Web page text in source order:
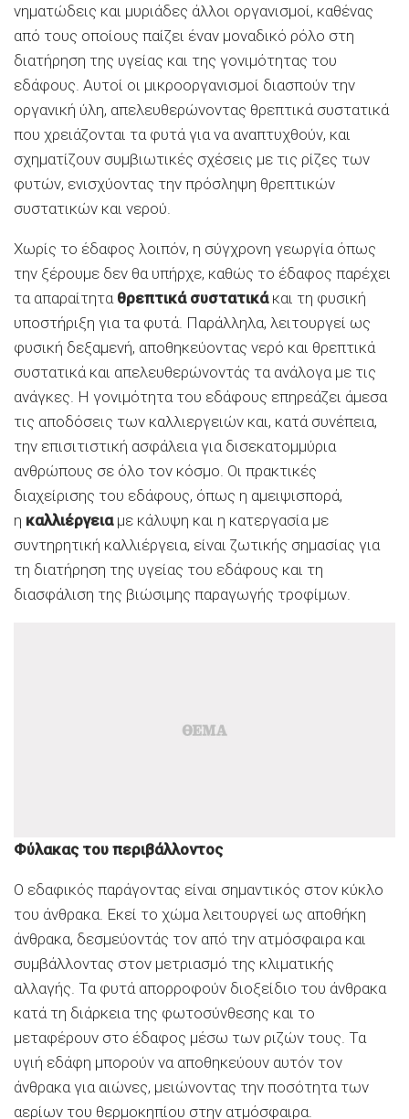
νηματώδεις και μυριάδες άλλοι οργανισμοί, καθένας
από τους οποίους παίζει έναν μοναδικό ρόλο στη
διατήρηση της υγείας και της γονιμότητας του
εδάφους. Αυτοί οι μικροοργανισμοί διασπούν την
οργανική ύλη, απελευθερώνοντας θρεπτικά συστατικά
που χρειάζονται τα φυτά για να αναπτυχθούν, και
σχηματίζουν συμβιωτικές σχέσεις με τις ρίζες των
φυτών, ενισχύοντας την πρόσληψη θρεπτικών
συστατικών και νερού.
Χωρίς το έδαφος λοιπόν, η σύγχρονη γεωργία όπως
την ξέρουμε δεν θα υπήρχε, καθώς το έδαφος παρέχει
τα απαραίτητα θρεπτικά συστατικάκαι τη φυσική
υποστήριξη για τα φυτά. Παράλληλα, λειτουργεί ως
φυσική δεξαμενή, αποθηκεύοντας νερό και θρεπτικά
συστατικά και απελευθερώνοντάς τα ανάλογα με τις
ανάγκες. Η γονιμότητα του εδάφους επηρεάζει άμεσα
τις αποδόσεις των καλλιεργειών και, κατά συνέπεια,
την επισιτιστική ασφάλεια για δισεκατομμύρια
ανθρώπους σε όλο τον κόσμο. Οι πρακτικές
διαχείρισης του εδάφους, όπως η αμειψισπορά,
η καλλιέργειαμε κάλυψη και η κατεργασία με
συντηρητική καλλιέργεια, είναι ζωτικής σημασίας για
τη διατήρηση της υγείας του εδάφους και τη
διασφάλιση της βιώσιμης παραγωγής τροφίμων.
Φύλακας του περιβάλλοντος
Ο εδαφικός παράγοντας είναι σημαντικός στον κύκλο
του άνθρακα. Εκεί το χώμα λειτουργεί ως αποθήκη
άνθρακα, δεσμεύοντάς τον από την ατμόσφαιρα και
συμβάλλοντας στον μετριασμό της κλιματικής
αλλαγής. Τα φυτά απορροφούν διοξείδιο του άνθρακα
κατά τη διάρκεια της φωτοσύνθεσης και το
μεταφέρουν στο έδαφος μέσω των ριζών τους. Τα
υγιή εδάφη μπορούν να αποθηκεύουν αυτόν τον
άνθρακα για αιώνες, μειώνοντας την ποσότητα των
αερίων του θερμοκηπίου στην ατμόσφαιρα.